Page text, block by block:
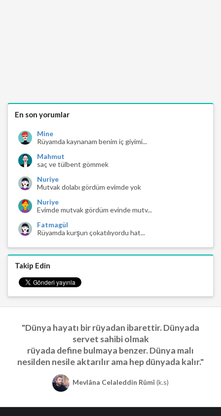
En son yorumlar
Mine
Rüyamda kaynanam benim iç giyimi...
Mahmut
saç ve tülbent gömmek
Nuriye
Mutvak dolabı gördüm evimde yok
Nuriye
Evimde mutvak gördüm evinde mutv...
Fatmagül
Rüyamda kurşun çokatılıyordu hat...
Takip Edin
"Dünya hayatı bir rüyadan ibarettir. Dünyada
servet sahibi olmak
rüyada define bulmaya benzer. Dünya malı
nesilden nesile aktarılır ama hep dünyada kalır."
Mevlâna Celaleddin Rûmî(k.s)